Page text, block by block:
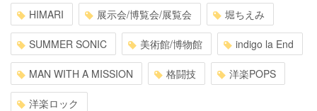
HIMARI 展示会/博覧会/展覧会 堀ちえみ
SUMMER SONIC 美術館/博物館 indigo la End
MAN WITH A MISSION 格闘技 洋楽POPS
洋楽ロック